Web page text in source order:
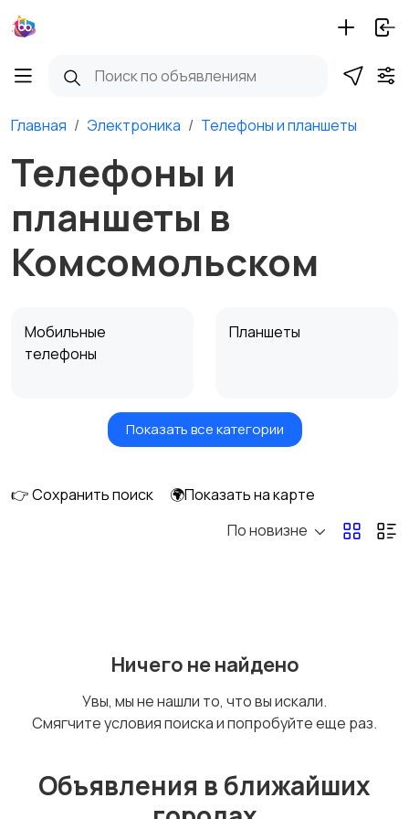
Главная Электроника Телефоны и планшеты
Телефоны и
планшеты в
Комсомольском
Мобильные
телефоны
Планшеты
Умные часы и
Стационарные
Запчасти
аккумуляторы
Показать все категории
👉 Сохранить поиск
🌍Показать на карте
По новизне
Ничего не найдено
Увы, мы не нашли то, что вы искали.
Смягчите условия поиска и попробуйте еще раз.
Объявления в ближайших